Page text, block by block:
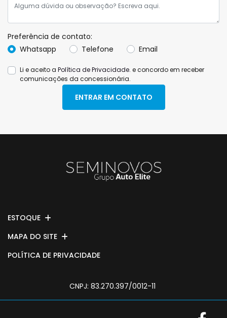
Preferência de contato:
Whatsapp
Telefone Email
Li e aceito a Política de Privacidade. e concordo em receber
comunicações da concessionária.
ENTRAR EM CONTATO
ESTOQUE
MAPA DO SITE
POLÍTICA DE PRIVACIDADE
CNPJ: 83.270.397/0012-11